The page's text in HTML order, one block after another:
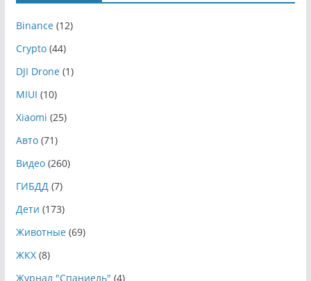
Binance(12)
Crypto(44)
DJI Drone(1)
MIUI (10)
Xiaomi (25)
Авто(71)
Видео(260)
ГИБДД(7)
Дети (173)
Животные(69)
ЖКХ(8)
Журнал "Спаниель" (4)